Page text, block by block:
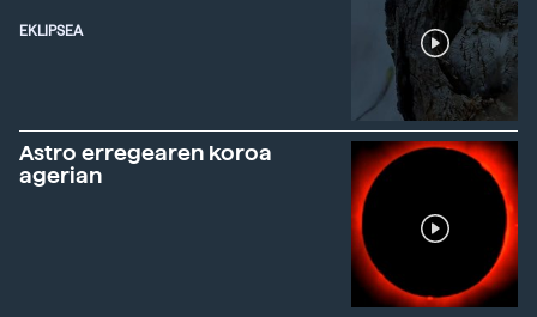
EKLIPSEA
Astro erregearen koroa
agerian